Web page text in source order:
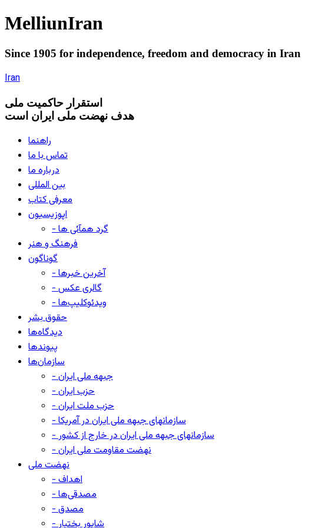
MelliunIran
Since 1905 for independence, freedom and democracy in Iran
Iran
استقرار حاکميت ملی
هدف نهضت ملی ایران است
راهنما
تماس با ما
درباره ما
بین المللی
معرفی کتاب
اپوزیسیون
- گرد همآئی ها
فرهنگ و هنر
گوناگون
- آخرین خبرها
- گالری عکس
- ویدئوکلیپ‌ها
حقوق بشر
دیدگاه‌ها
پیوندها
سازمان‌ها
- جبهه ملی ایران
- حزب ایران
- حزب ملت ایران
- سازمانهای جبهه ملی ایران در آمریکا
- سازمانهای جبهه ملی ایران در خارج از کشور
- نهضت مقاومت ملی ایران
نهضت ملی
- اهداف
- مصدقی‌ها
- مصدق
- شاپور بختیار